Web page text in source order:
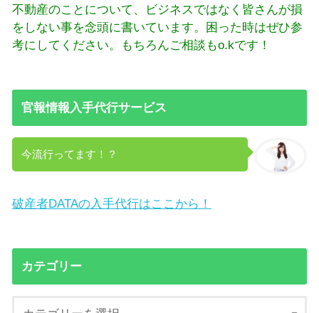
不動産のことについて、ビジネスではなく皆さんが損
をしない事を念頭に書いています。困った時はぜひ参
考にしてください。もちろんご相談もo.kです！
官報情報入手代行サービス
今流行ってます！？
破産者DATAの入手代行はここから！
カテゴリー